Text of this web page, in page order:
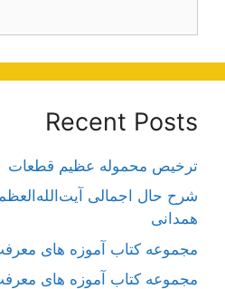
Recent Posts
ترخیص محموله عظیم قطعات
شرح حال اجمالی
همدانی
مجموعه کتاب آموزه های
مجموعه کتاب آموزه های